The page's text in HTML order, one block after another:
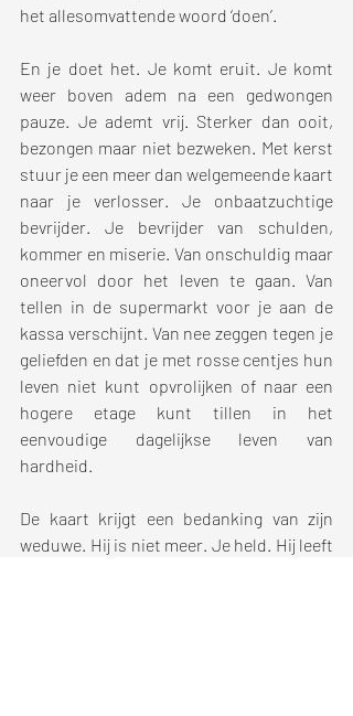
het allesomvattende woord ‘doen’.
En je doet het. Je komt eruit. Je komt
weer boven adem na een gedwongen
pauze. Je ademt vrij. Sterker dan ooit,
bezongen maar niet bezweken. Met kerst
stuur je een meer dan welgemeende kaart
naar je verlosser. Je onbaatzuchtige
bevrijder. Je bevrijder van schulden,
kommer en miserie. Van onschuldig maar
oneervol door het leven te gaan. Van
tellen in de supermarkt voor je aan de
kassa verschijnt. Van nee zeggen tegen je
geliefden en dat je met rosse centjes hun
leven niet kunt opvrolijken of naar een
hogere etage kunt tillen in het
eenvoudige dagelijkse leven van
hardheid.
De kaart krijgt een bedanking van zijn
weduwe. Hij is niet meer. Je held. Hij leeft